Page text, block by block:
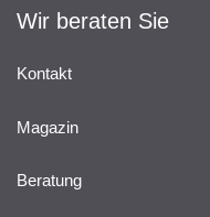
Wir beraten Sie
Kontakt
Magazin
Beratung